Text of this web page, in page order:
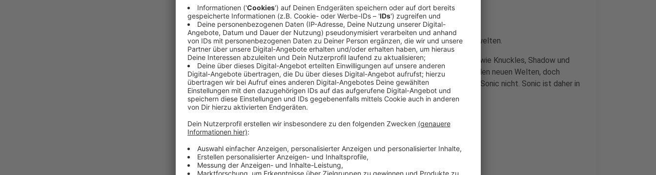
Anzeige
Um die Welt zu retten, kämpft sich Sonic durch mehrere Parallelwelten.
Doch dort muss er erstmal auf die Unterstützung seiner Freunde wie Knuckles, Shadow und
Amy Rose verzichten. Denn seine Freunde sind zwar ebenfalls in den neuen Welten, doch
scheinbar haben sie andere Identitäten angenommen und kennen Sonic nicht. Sonic ist daher in
den gefährlichen Welten zunächst auf sich allein gestellt.